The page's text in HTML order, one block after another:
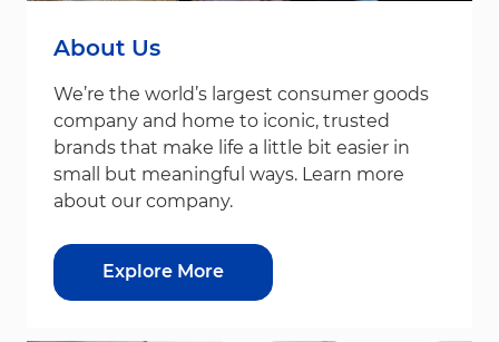
About Us
We’re the world’s largest consumer goods
company and home to iconic, trusted
brands that make life a little bit easier in
small but meaningful ways. Learn more
about our company.
Explore More